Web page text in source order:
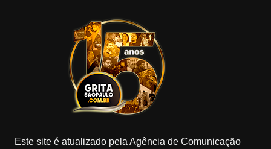
Este site é atualizado pela Agência de Comunicação